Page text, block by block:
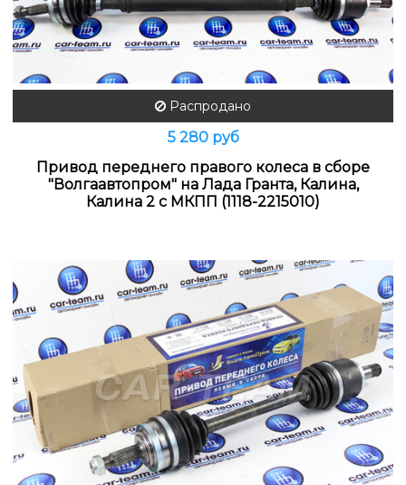
Распродано
5 280 руб
Привод переднего правого колеса в сборе
"Волгаавтопром" на Лада Гранта, Калина,
Калина 2 с МКПП (1118-2215010)